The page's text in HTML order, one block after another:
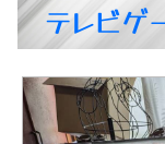
テレビゲ